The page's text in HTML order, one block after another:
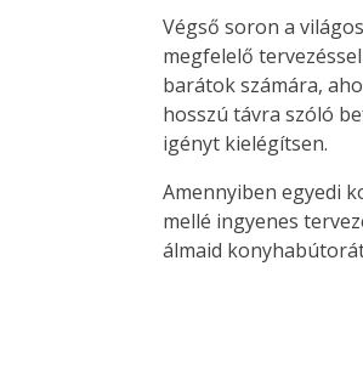
Végső soron a
megfelelő
barátok számára,
hosszú távra szóló
igényt kielégítsen.
Amennyiben egyedi
mellé ingyenes
álmaid